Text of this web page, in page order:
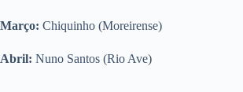
Março: Chiquinho (Moreirense)
Abril: Nuno Santos (Rio Ave)